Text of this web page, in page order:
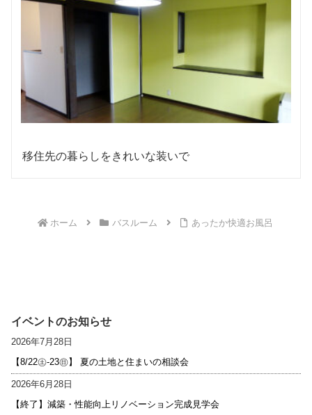
移住先の暮らしをきれいな装いで
ホーム バスルーム あったか快適お風呂
イベントのお知らせ
2026年7月28日
【8/22㊏-23㊐】 夏の土地と住まいの相談会
2026年6月28日
【終了】減築・性能向上リノベーション完成見学会